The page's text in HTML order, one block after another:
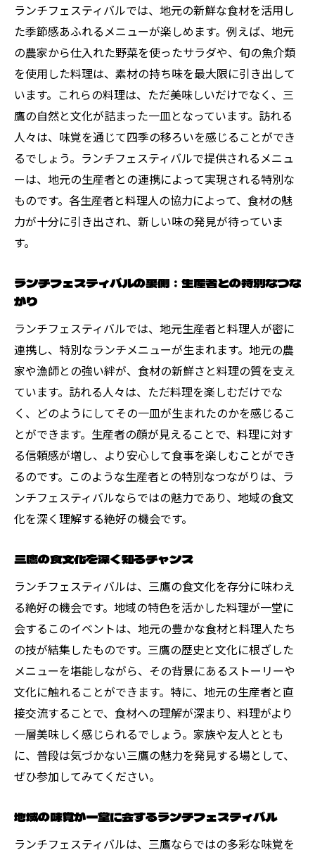
247 DINERの限定ランチで味わう特別な一
皿
新しい味覚の発見ができる限定メニュー
限定ランチで広がるグルメの世界
ランチフェスティバル限定：特別メニュー
の秘密
訪れるたびに楽しめる限定ランチの魅力
限定メニューで感じるグルメの新境地
家族や友人と楽しむランチフェスティバルの魅
力
親しい人と過ごす特別なランチタイム
フェスティバルでのランチが生む楽しい思
い出
家族の絆を深めるランチフェスティバル
友人とのランチで感じるフェスティバルの
活気
活気あるフェスティバルで美味しいランチを満
喫
フェスティバルの賑わいの中で楽しむラン
活気あふれるフェスティバルが届ける美味
しさ
フェスティバルで味わう特別なランチ体験
賑やかな雰囲気がランチをより楽しく演出
フェスティバルの活気と共に味わうランチ
の魅力
美味しいランチと共に過ごす特別なひとと
ランチフェスティバルで感じる三鷹の魅力
ランチフェスティバルで発見する三鷹の新
三鷹の文化と食を結ぶランチフェスティバ
ル
ランチフェスティバルでは、地元の新鮮な食材を活用し
た季節感あふれるメニューが楽しめます。例えば、地元
の農家から仕入れた野菜を使ったサラダや、旬の魚介類
を使用した料理は、素材の持ち味を最大限に引き出して
います。これらの料理は、ただ美味しいだけでなく、三
鷹の自然と文化が詰まった一皿となっています。訪れる
人々は、味覚を通じて四季の移ろいを感じることができ
るでしょう。ランチフェスティバルで提供されるメニュ
ーは、地元の生産者との連携によって実現される特別な
ものです。各生産者と料理人の協力によって、食材の魅
力が十分に引き出され、新しい味の発見が待っていま
す。
ランチフェスティバルの裏側：生産者との特別なつな
がり
ランチフェスティバルでは、地元生産者と料理人が密に
連携し、特別なランチメニューが生まれます。地元の農
家や漁師との強い絆が、食材の新鮮さと料理の質を支え
ています。訪れる人々は、ただ料理を楽しむだけでな
く、どのようにしてその一皿が生まれたのかを感じるこ
とができます。生産者の顔が見えることで、料理に対す
る信頼感が増し、より安心して食事を楽しむことができ
るのです。このような生産者との特別なつながりは、ラ
ンチフェスティバルならではの魅力であり、地域の食文
化を深く理解する絶好の機会です。
三鷹の食文化を深く知るチャンス
ランチフェスティバルは、三鷹の食文化を存分に味わえ
る絶好の機会です。地域の特色を活かした料理が一堂に
会するこのイベントは、地元の豊かな食材と料理人たち
の技が結集したものです。三鷹の歴史と文化に根ざした
メニューを堪能しながら、その背景にあるストーリーや
文化に触れることができます。特に、地元の生産者と直
接交流することで、食材への理解が深まり、料理がより
一層美味しく感じられるでしょう。家族や友人ととも
に、普段は気づかない三鷹の魅力を発見する場として、
ぜひ参加してみてください。
地域の味覚が一堂に会するランチフェスティバル
ランチフェスティバルは、三鷹ならではの多彩な味覚を